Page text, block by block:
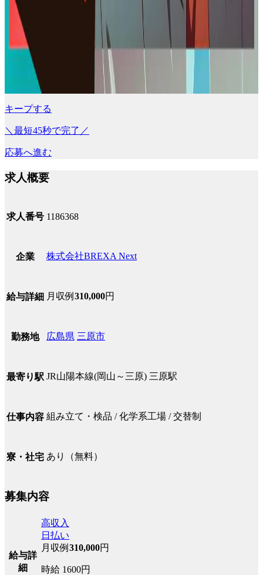
キープする
＼最短45秒で完了／
応募へ進む
求人概要
求人番号 1186368
企業 株式会社BREXA Next
給与詳細 月収例 310,000円
勤務地 広島県 三原市
最寄り駅 JR山陽本線(岡山～三原) 三原駅
仕事内容 組み立て・検品 / 化学系工場 / 交替制
寮・社宅 あり（無料）
募集内容
給与詳
細
高収入
日払い
月収例 310,000円
時給 1600円